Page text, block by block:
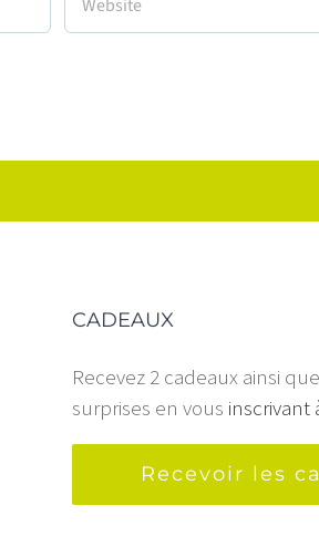
CADEAUX
Recevez 2 cadeaux ainsi
surprises en vous inscrivant
Recevoir les